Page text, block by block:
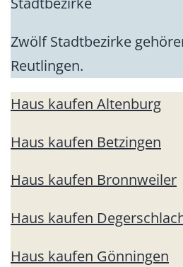
Zwölf Stadtbezirke
Reutlingen.
Haus kaufen Altenburg
Haus kaufen Betzingen
Haus kaufen Bronnweiler
Haus kaufen
Haus kaufen Gönningen